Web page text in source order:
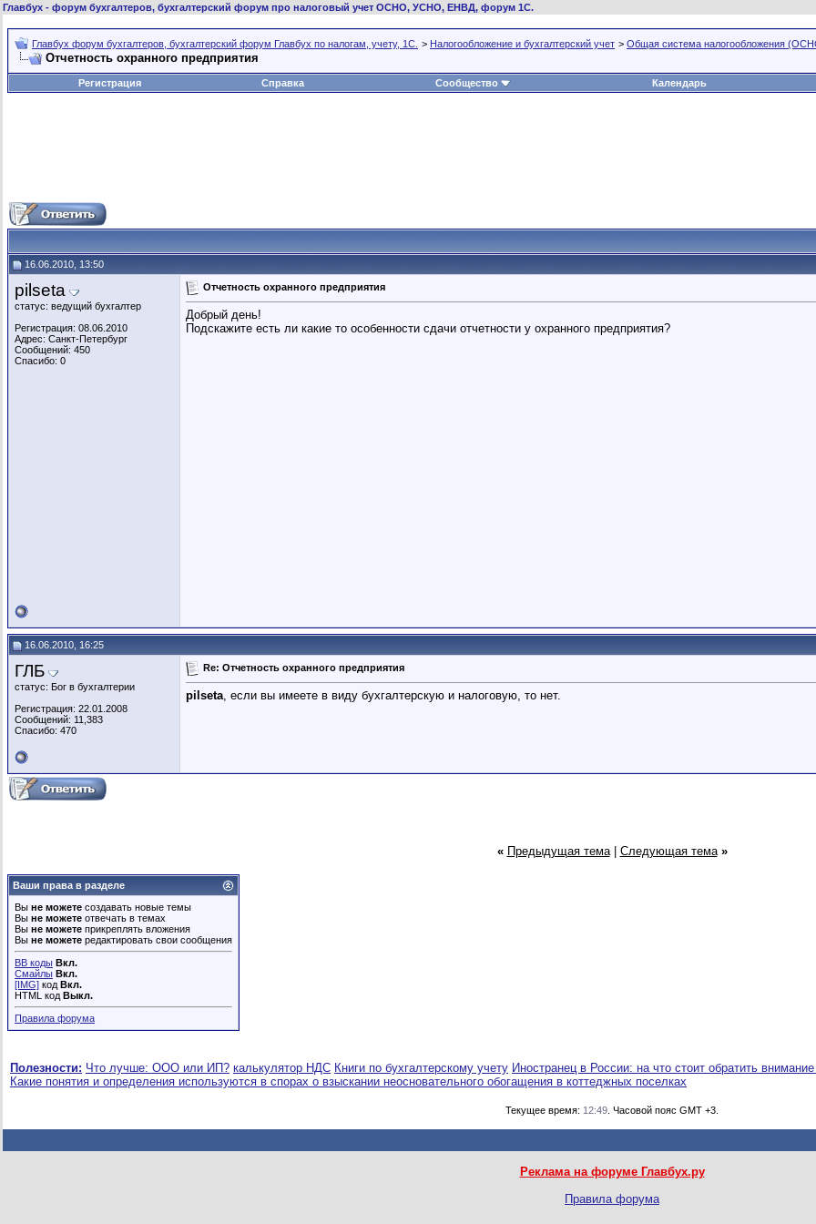
Главбух - форум бухгалтеров, бухгалтерский форум про налоговый учет ОСНО, УСНО, ЕНВД, форум 1С.
Главбух форум бухгалтеров, бухгалтерский форум Главбух по налогам, учету, 1С. > Налогообложение и бухгалтерский учет > Общая система налогообложения
Отчетность охранного предприятия
Регистрация Справка Сообщество Календарь
16.06.2010, 13:50
pilseta
статус: ведущий бухгалтер
Регистрация: 08.06.2010
Адрес: Санкт-Петербург
Сообщений: 450
Спасибо: 0
Отчетность охранного предприятия
Добрый день!
Подскажите есть ли какие то особенности сдачи отчетности у охранного предприятия?
16.06.2010, 16:25
ГЛБ
статус: Бог в бухгалтерии
Регистрация: 22.01.2008
Сообщений: 11,383
Спасибо: 470
Re: Отчетность охранного предприятия
pilseta, если вы имеете в виду бухгалтерскую и налоговую, то нет.
« Предыдущая тема| Следующая тема »
Ваши права в разделе
Вы не можете создавать новые темы
Вы не можете отвечать в темах
Вы не можете прикреплять вложения
Вы не можете редактировать свои сообщения
BB коды Вкл.
Смайлы Вкл.
[IMG] код Вкл.
HTML код Выкл.
Правила форума
Полезности: Что лучше: ООО или ИП? калькулятор НДС Книги по бухгалтерскому учету Иностранец в России: на что стоит обратить
Какие понятия и определения используются в спорах о взыскании неосновательного обогащения в коттеджных поселках
Текущее время: 12:49 . Часовой пояс GMT +3.
Реклама на форуме Главбух.ру
Правила форума